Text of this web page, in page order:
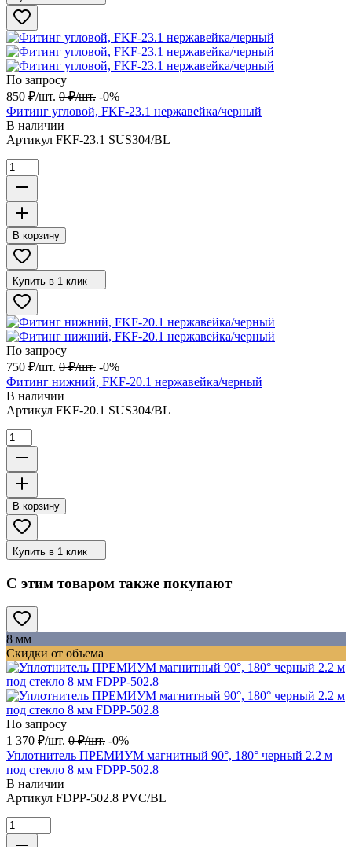
По запросу
850 ₽/шт. 0 ₽/шт. -0%
Фитинг угловой, FKF-23.1 нержавейка/черный
В наличии
Артикул FKF-23.1 SUS304/BL
В корзину
Купить в 1 клик
По запросу
750 ₽/шт. 0 ₽/шт. -0%
Фитинг нижний, FKF-20.1 нержавейка/черный
В наличии
Артикул FKF-20.1 SUS304/BL
В корзину
Купить в 1 клик
С этим товаром также покупают
8 мм
Скидки от объема
По запросу
1 370 ₽/шт. 0 ₽/шт. -0%
Уплотнитель ПРЕМИУМ магнитный 90°, 180° черный 2.2 м
под стекло 8 мм FDPP-502.8
В наличии
Артикул FDPP-502.8 PVC/BL